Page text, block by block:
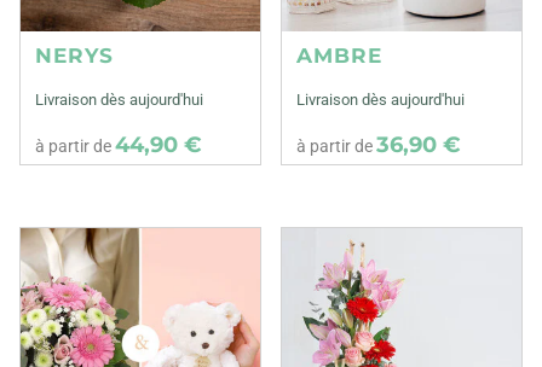
NERYS
Livraison dès aujourd'hui
à partir de44,90 €
AMBRE
Livraison dès aujourd'hui
à partir de36,90 €